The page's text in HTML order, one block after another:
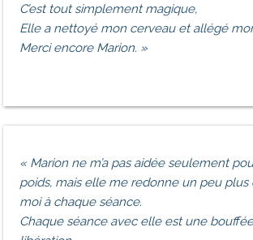
C’est tout simplement magique,
Elle a nettoyé mon cerveau et allégé
Merci encore Marion. »
« Marion ne m’a pas aidée seulement
poids, mais elle me redonne un peu plus
moi à chaque séance.
Chaque séance avec elle est une bouffée